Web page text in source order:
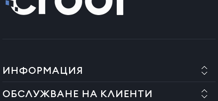
проверявайте дали е в изправност преди употреба. Не го
използвайте, ако има видими повреди или е изпускан.
Не го оставяйте върху никакви повърхности, докато
работи.
ИНФОРМАЦИЯ
ОБСЛУЖВАНЕ НА КЛИЕНТИ